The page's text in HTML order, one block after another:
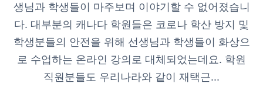
생님과 학생들이 마주보며 이야기할 수 없어졌습니
다. 대부분의 캐나다 학원들은 코로나 학산 방지 및
학생분들의 안전을 위해 선생님과 학생들이 화상으
로 수업하는 온라인 강의로 대체되었는데요. 학원
직원분들도 우리나라와 같이 재택근...